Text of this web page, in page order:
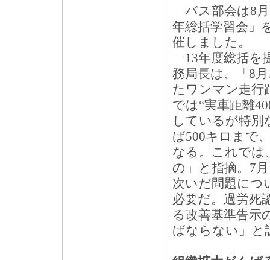
バス部会は8月
年総括学習会」
催しました。
13年度総括を
務局長は、「8
たワンマン走行
では“実車距離
しているが特別
ば500キロまで
なる。これでは
の」と指摘。7
次いだ問題につ
必要だ。過労死
る改善基準告示
ばならない」と